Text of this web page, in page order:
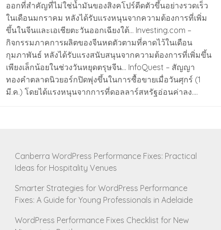
ออกที่สำคัญที่ไม่ใช่น้ำมันของสิงคโปร์ดีดตัวขึ้นอย่างรวดเร็ว
ในเดือนมกราคม หลังได้รับแรงหนุนจากความต้องการที่เพิ่ม
ขึ้นในจีนและเอเชียตะวันออกเฉียงใต้… Investing.com –
กิจกรรมภาคการผลิตของจีนหดตัวตามที่คาดไว้ในเดือน
กุมภาพันธ์ หลังได้รับแรงสนับสนุนจากความต้องการที่เพิ่มขึ้น
เพียงเล็กน้อยในช่วงวันหยุดตรุษจีน… InfoQuest – สัญญา
ทองคำตลาดนิวยอร์กปิดพุ่งขึ้นในการซื้อขายเมื่อวันศุกร์ (1
มี.ค.) โดยได้แรงหนุนจากการที่ดอลลาร์สหรัฐอ่อนค่าลง….
Canberra WordPress Performance Fixes: Practical
Ideas for Hospitality Venues
Smarter Strategies for WordPress Performance
Fixes: A Guide for Young Professionals in Adelaide
WordPress Performance Fixes Checklist for New